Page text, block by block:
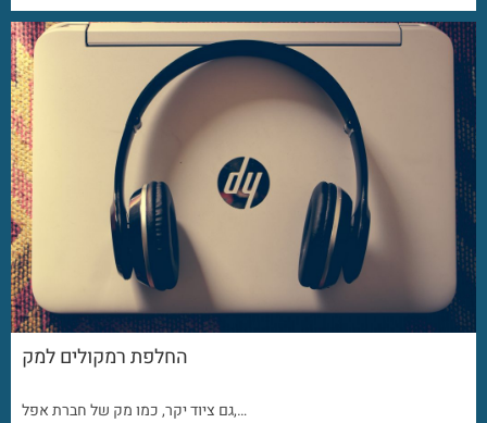
החלפת רמקולים למק
גם ציוד יקר, כמו מק של חברת אפל,…